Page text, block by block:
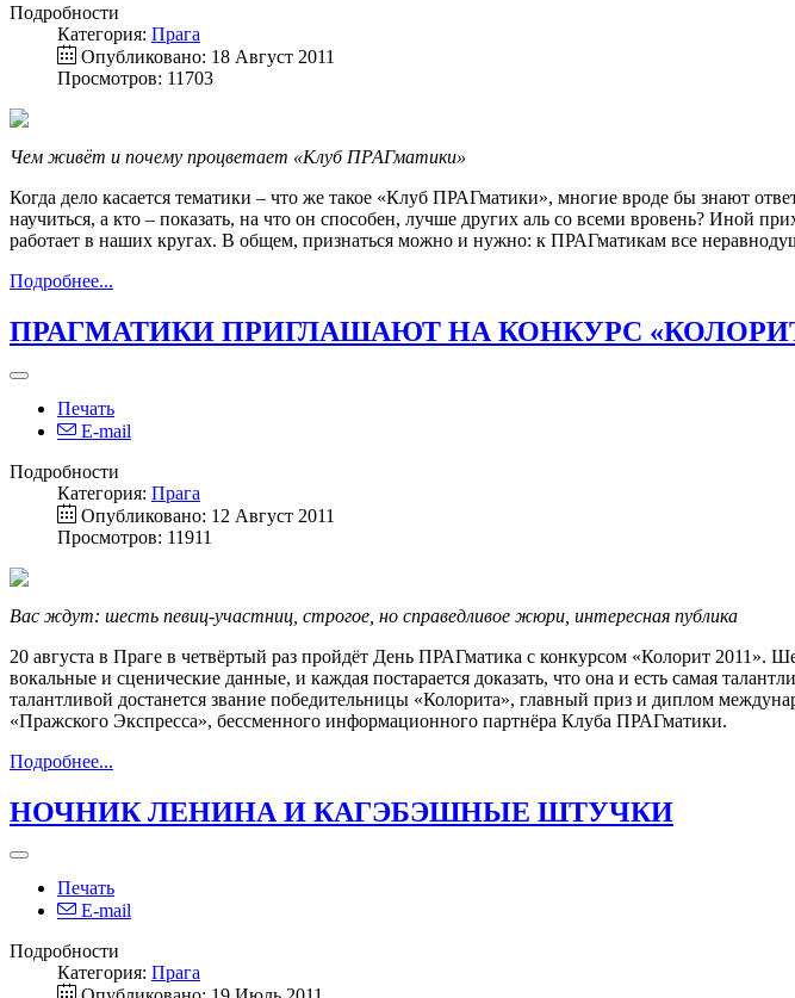
Подробности
Категория: Прага
Опубликовано: 18 Август 2011
Просмотров: 11703
Чем живёт и почему процветает «Клуб ПРАГматики»
Когда дело касается тематики – что же такое «Клуб ПРАГматики», многие вроде бы знают
научиться, а кто – показать, на что он способен, лучше других аль со всеми вровень? Иной
работает в наших кругах. В общем, признаться можно и нужно: к ПРАГматикам все
Подробнее...
ПРАГМАТИКИ ПРИГЛАШАЮТ НА КОНКУРС
Печать
E-mail
Подробности
Категория: Прага
Опубликовано: 12 Август 2011
Просмотров: 11911
Вас ждут: шесть певиц-участниц, строгое, но справедливое жюри, интересная публика
20 августа в Праге в четвёртый раз пройдёт День ПРАГматика с конкурсом «Колорит
вокальные и сценические данные, и каждая постарается доказать, что она и есть самая
талантливой достанется звание победительницы «Колорита», главный приз и диплом
«Пражского Экспресса», бессменного информационного партнёра Клуба ПРАГматики.
Подробнее...
НОЧНИК ЛЕНИНА И КАГЭБЭШНЫЕ ШТУЧКИ
Печать
E-mail
Подробности
Категория: Прага